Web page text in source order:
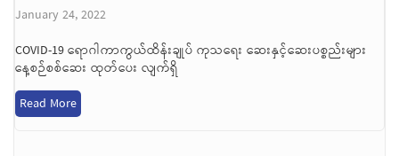
January 24, 2022
COVID-19 ရောဂါကာကွယ်ထိန်းချုပ် ကုသရေး ဆေးနှင့်ဆေးပစ္စည်းများ
နေ့စဉ်စစ်ဆေး ထုတ်ပေး လျက်ရှိ
Read More